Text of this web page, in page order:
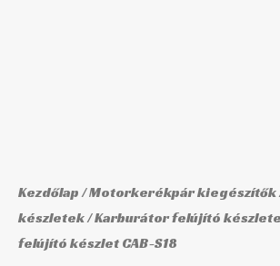
Kezdőlap/Motorkerékpár kiegészítők
készletek/Karburátor felújító
felújító készlet CAB-S18